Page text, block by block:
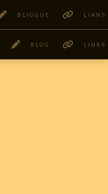
BLIOGUE LIANS
BLOG LINKS